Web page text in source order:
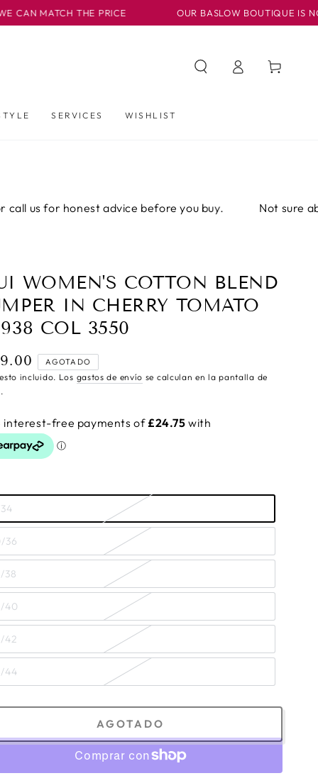
PRICE OUR BASLOW BOUTIQUE IS NOW CLOSED
SERVICES WISHLIST
Iniciar
sesión
Carrito
advice before you buy. Not sure about the fit?
WOMEN'S COTTON BLEND
IN CHERRY TOMATO
COL 3550
AGOTADO
incluido. Los gastos de envío se calculan en la pantalla de
36
38
40
42
44
AGOTADO